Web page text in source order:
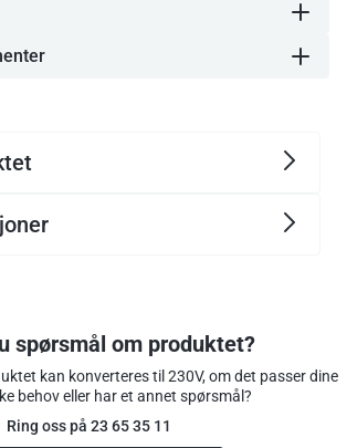
spørsmål om produktet?
kan konverteres til 230V, om det passer dine
behov eller har et annet spørsmål?
Ring oss på 23 65 35 11